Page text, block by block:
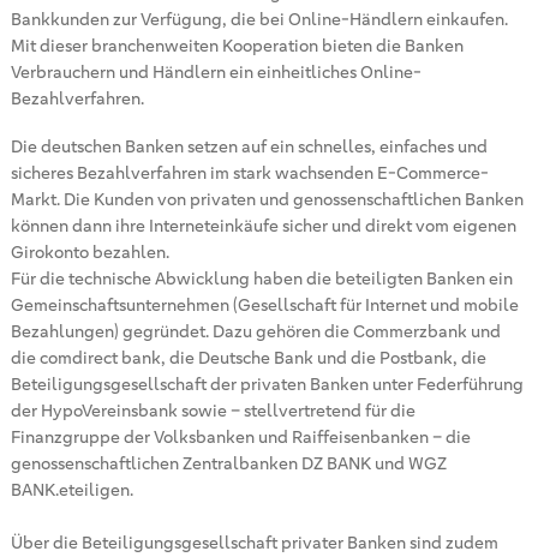
Bankkunden zur Verfügung, die bei Online-Händlern einkaufen.
Mit dieser branchenweiten Kooperation bieten die Banken
Verbrauchern und Händlern ein einheitliches Online-
Bezahlverfahren.
Die deutschen Banken setzen auf ein schnelles, einfaches und
sicheres Bezahlverfahren im stark wachsenden E-Commerce-
Markt. Die Kunden von privaten und genossenschaftlichen Banken
können dann ihre Interneteinkäufe sicher und direkt vom eigenen
Girokonto bezahlen.
Für die technische Abwicklung haben die beteiligten Banken ein
Gemeinschaftsunternehmen (Gesellschaft für Internet und mobile
Bezahlungen) gegründet. Dazu gehören die Commerzbank und
die comdirect bank, die Deutsche Bank und die Postbank, die
Beteiligungsgesellschaft der privaten Banken unter Federführung
der HypoVereinsbank sowie – stellvertretend für die
Finanzgruppe der Volksbanken und Raiffeisenbanken – die
genossenschaftlichen Zentralbanken DZ BANK und WGZ
BANK.eteiligen.
Über die Beteiligungsgesellschaft privater Banken sind zudem